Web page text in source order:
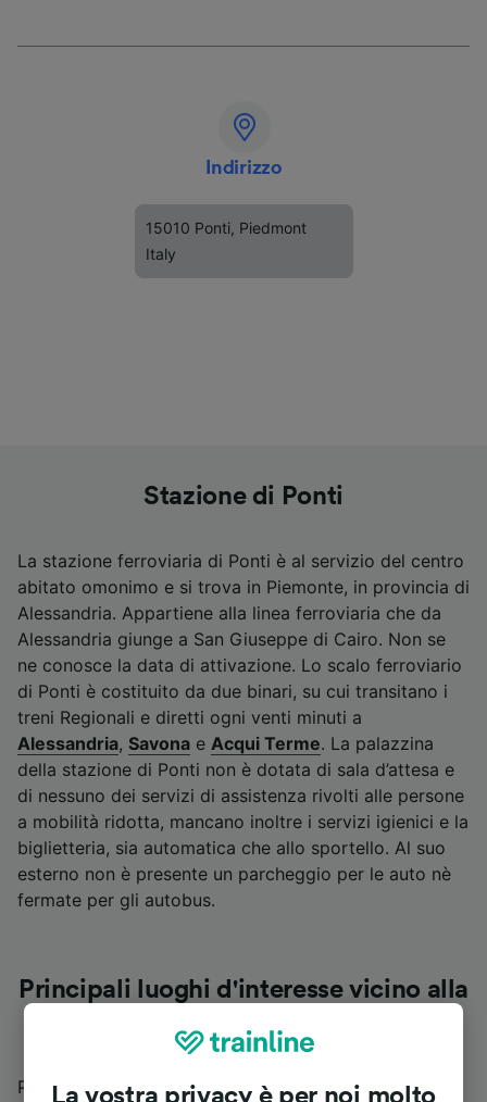
Indirizzo
15010 Ponti, Piedmont
Italy
Stazione di Ponti
La stazione ferroviaria di Ponti è al servizio del centro
abitato omonimo e si trova in Piemonte, in provincia di
Alessandria. Appartiene alla linea ferroviaria che da
Alessandria giunge a San Giuseppe di Cairo. Non se
ne conosce la data di attivazione. Lo scalo ferroviario
di Ponti è costituito da due binari, su cui transitano i
treni Regionali e diretti ogni venti minuti a
Alessandria, Savona e Acqui Terme. La palazzina
della stazione di Ponti non è dotata di sala d’attesa e
di nessuno dei servizi di assistenza rivolti alle persone
a mobilità ridotta, mancano inoltre i servizi igienici e la
biglietteria, sia automatica che allo sportello. Al suo
esterno non è presente un parcheggio per le auto nè
fermate per gli autobus.
Principali luoghi d'interesse vicino alla
Ponti è l’occasione per poter visitare la Torre di
La vostra privacy è per noi molto